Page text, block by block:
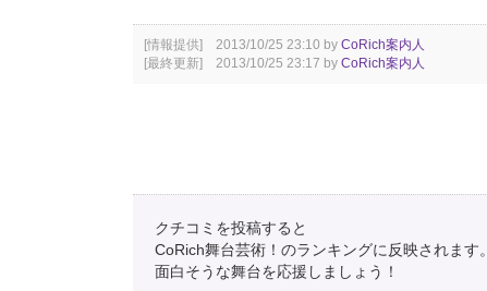
[情報提供] 2013/10/25 23:10 by CoRich案内人
[最終更新] 2013/10/25 23:17 by CoRich案内人
クチコミを投稿すると
CoRich舞台芸術！のランキングに反映されます。
面白そうな舞台を応援しましょう！